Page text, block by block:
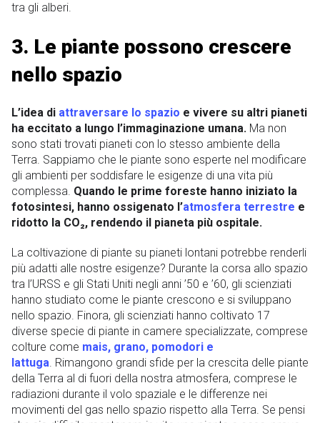
tra gli alberi.
3. Le piante possono crescere
nello spazio
L’idea di attraversare lo spazio e vivere su altri pianeti
ha eccitato a lungo l’immaginazione umana. Ma non
sono stati trovati pianeti con lo stesso ambiente della
Terra. Sappiamo che le piante sono esperte nel modificare
gli ambienti per soddisfare le esigenze di una vita più
complessa. Quando le prime foreste hanno iniziato la
fotosintesi, hanno ossigenato l’atmosfera terrestre e
ridotto la CO₂, rendendo il pianeta più ospitale.
La coltivazione di piante su pianeti lontani potrebbe renderli
più adatti alle nostre esigenze? Durante la corsa allo spazio
tra l’URSS e gli Stati Uniti negli anni ’50 e ’60, gli scienziati
hanno studiato come le piante crescono e si sviluppano
nello spazio. Finora, gli scienziati hanno coltivato 17
diverse specie di piante in camere specializzate, comprese
colture come mais, grano, pomodori e
lattuga. Rimangono grandi sfide per la crescita delle piante
della Terra al di fuori della nostra atmosfera, comprese le
radiazioni durante il volo spaziale e le differenze nei
movimenti del gas nello spazio rispetto alla Terra. Se pensi